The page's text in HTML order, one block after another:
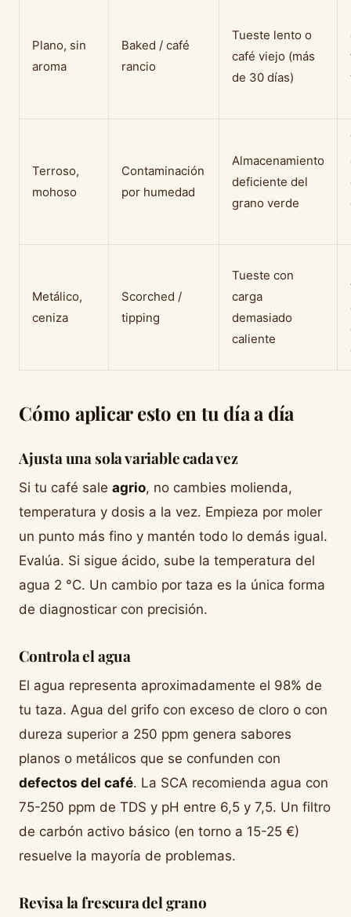
Plano, sin
aroma
Baked / café
rancio
Tueste lento o
café viejo (más
de 30 días)
Terroso,
mohoso
Contaminación
por humedad
Almacenamiento
deficiente del
grano verde
Metálico,
ceniza
Scorched /
tipping
Tueste con
carga
demasiado
caliente
Cómo aplicar esto en tu día a día
Ajusta una sola variable cada vez
Si tu café sale agrio, no cambies molienda,
temperatura y dosis a la vez. Empieza por moler
un punto más fino y mantén todo lo demás igual.
Evalúa. Si sigue ácido, sube la temperatura del
agua 2 °C. Un cambio por taza es la única forma
de diagnosticar con precisión.
Controla el agua
El agua representa aproximadamente el 98% de
tu taza. Agua del grifo con exceso de cloro o con
dureza superior a 250 ppm genera sabores
planos o metálicos que se confunden con
defectos del café. La SCA recomienda agua con
75-250 ppm de TDS y pH entre 6,5 y 7,5. Un filtro
de carbón activo básico (en torno a 15-25 €)
resuelve la mayoría de problemas.
Revisa la frescura del grano